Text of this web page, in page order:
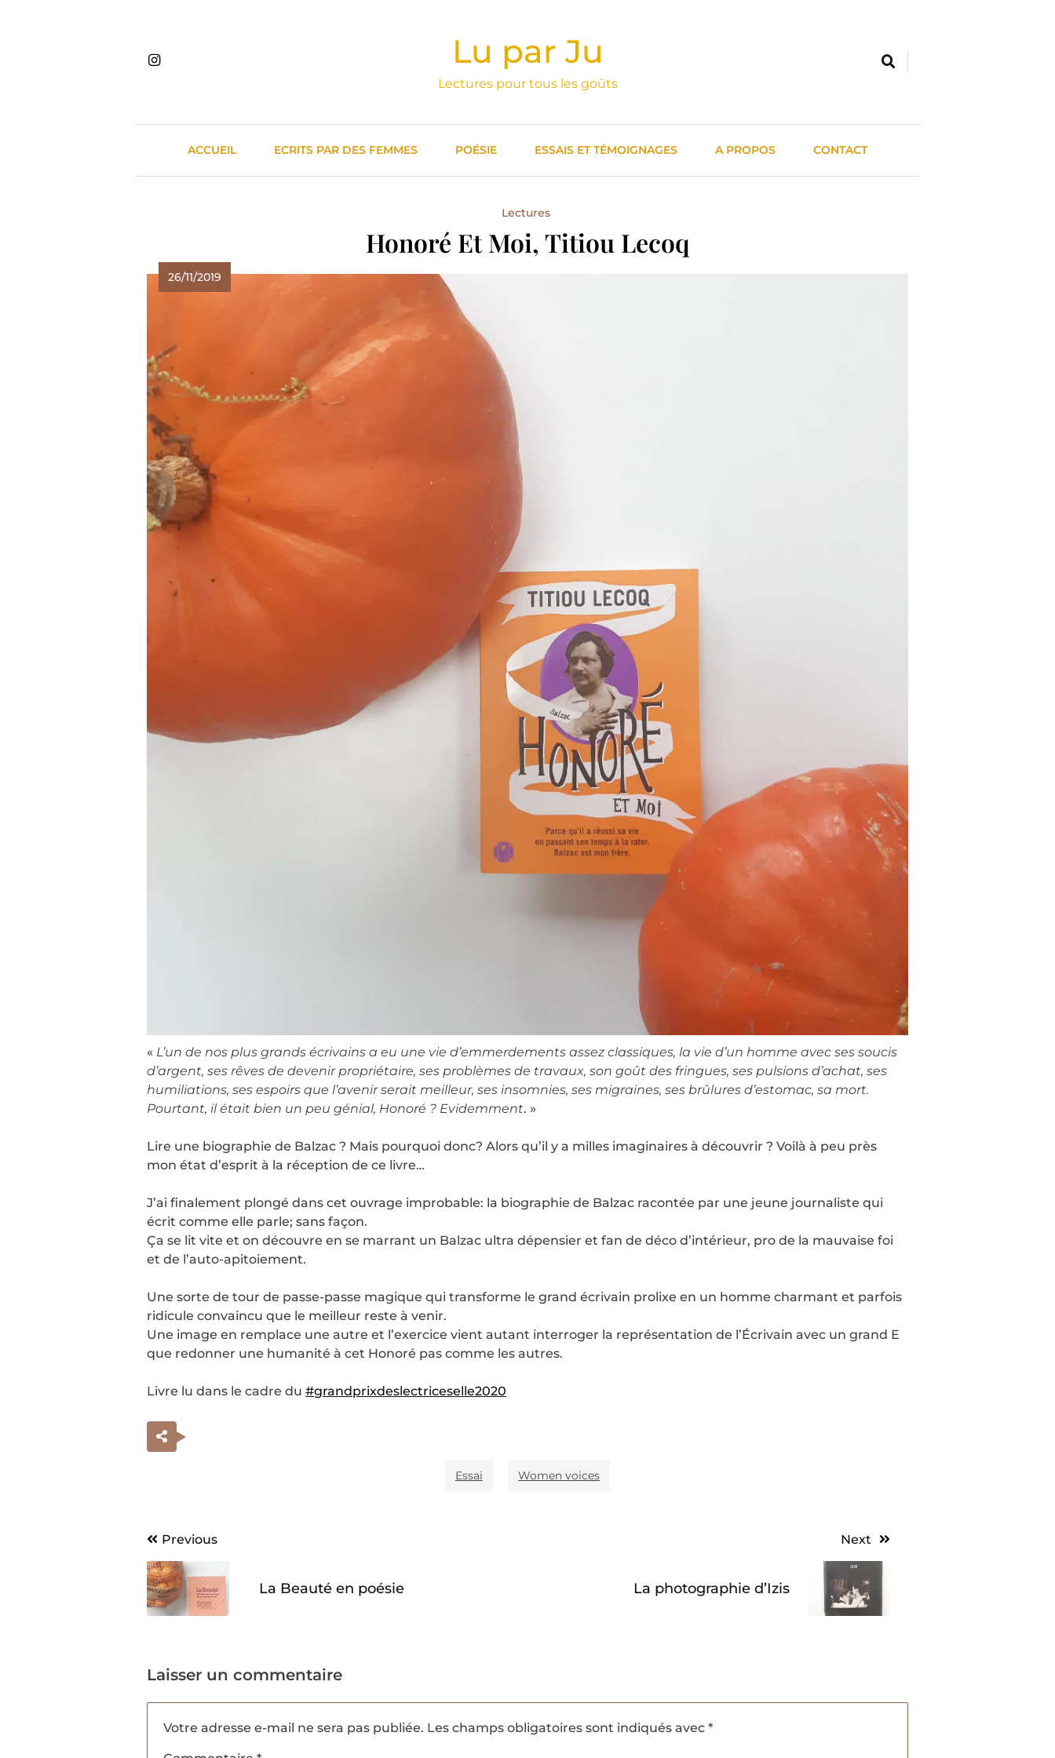
Lu par Ju
Lectures pour tous les goûts
ACCUEIL ECRITS PAR DES FEMMES POÉSIE ESSAIS ET TÉMOIGNAGES A PROPOS CONTACT
Lectures
Honoré Et Moi, Titiou Lecoq
26/11/2019
« L’un de nos plus grands écrivains a eu une vie d’emmerdements assez classiques, la vie d’un homme avec ses soucis
d’argent, ses rêves de devenir propriétaire, ses problèmes de travaux, son goût des fringues, ses pulsions d’achat, ses
humiliations, ses espoirs que l’avenir serait meilleur, ses insomnies, ses migraines, ses brûlures d’estomac, sa mort.
Pourtant, il était bien un peu génial, Honoré ? Evidemment. »
Lire une biographie de Balzac ? Mais pourquoi donc? Alors qu’il y a milles imaginaires à découvrir ? Voilà à peu près
mon état d’esprit à la réception de ce livre…
J’ai finalement plongé dans cet ouvrage improbable: la biographie de Balzac racontée par une jeune journaliste qui
écrit comme elle parle; sans façon.
Ça se lit vite et on découvre en se marrant un Balzac ultra dépensier et fan de déco d’intérieur, pro de la mauvaise foi
et de l’auto-apitoiement.
Une sorte de tour de passe-passe magique qui transforme le grand écrivain prolixe en un homme charmant et parfois
ridicule convaincu que le meilleur reste à venir.
Une image en remplace une autre et l’exercice vient autant interroger la représentation de l’Écrivain avec un grand E
que redonner une humanité à cet Honoré pas comme les autres.
Livre lu dans le cadre du #grandprixdeslectriceselle2020
Essai Women voices
Navigation
de
l’article
Previous
La Beauté en poésie
Next
La photographie d’Izis
Laisser un commentaire
Votre adresse e-mail ne sera pas publiée. Les champs obligatoires sont indiqués avec *